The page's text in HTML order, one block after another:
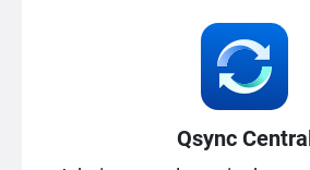
Qsync